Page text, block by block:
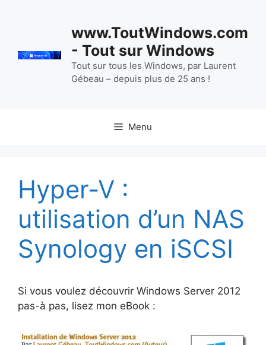
www.ToutWindows.com
- Tout sur Windows
Tout sur tous les Windows, par Laurent
Gébeau – depuis plus de 25 ans !
Menu
Hyper-V :
utilisation d’un NAS
Synology en iSCSI
Si vous voulez découvrir Windows Server 2012
pas-à pas, lisez mon eBook :